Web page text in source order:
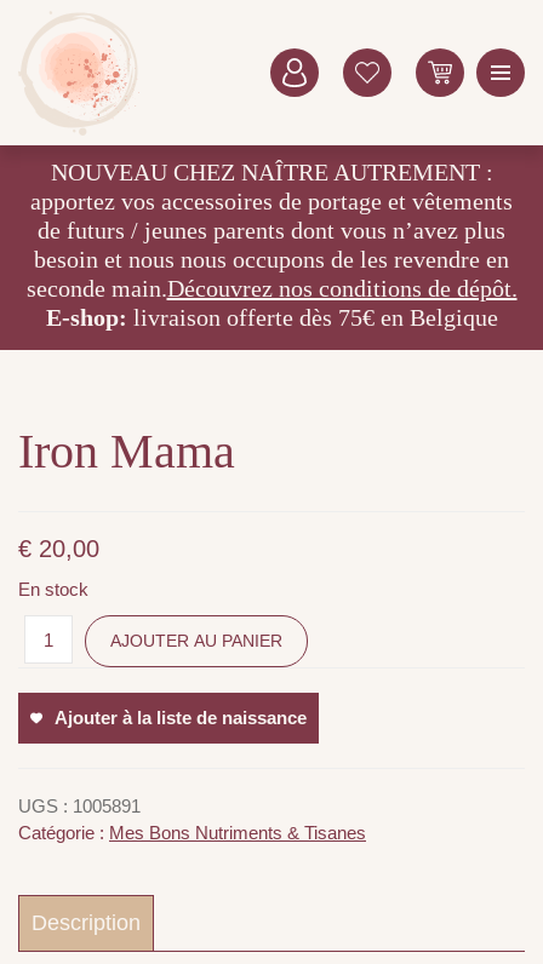
NOUVEAU CHEZ NAÎTRE AUTREMENT :
apportez vos accessoires de portage et vêtements
de futurs / jeunes parents dont vous n’avez plus
besoin et nous nous occupons de les revendre en
seconde main.Découvrez nos conditions de dépôt.
E-shop: livraison offerte dès 75€ en Belgique
Iron Mama
€ 20,00
En stock
AJOUTER AU PANIER
Ajouter à la liste de naissance
UGS : 1005891
Catégorie : Mes Bons Nutriments & Tisanes
Description